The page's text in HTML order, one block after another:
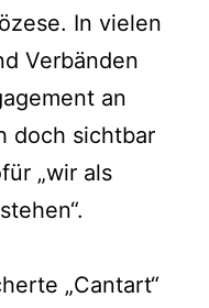
In vielen
Verbänden
an
doch sichtbar
„wir als
„Cantart“